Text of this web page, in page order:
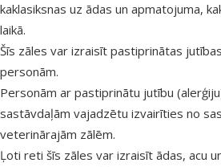
kaklasiksnas uz ādas un apmatojuma,
laikā.
Šīs zāles var izraisīt pastiprinātas
personām.
Personām ar pastiprinātu jutību
sastāvdaļām vajadzētu izvairīties no
veterinārajām zālēm.
Ļoti reti šīs zāles var izraisīt ādas, acu